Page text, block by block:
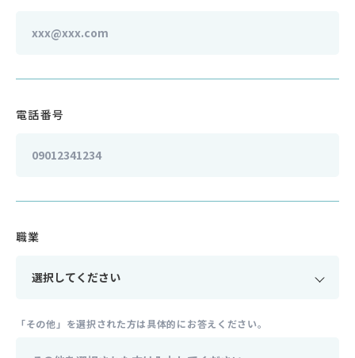
電話番号
職業
「その他」を選択された方は具体的にお答えください。